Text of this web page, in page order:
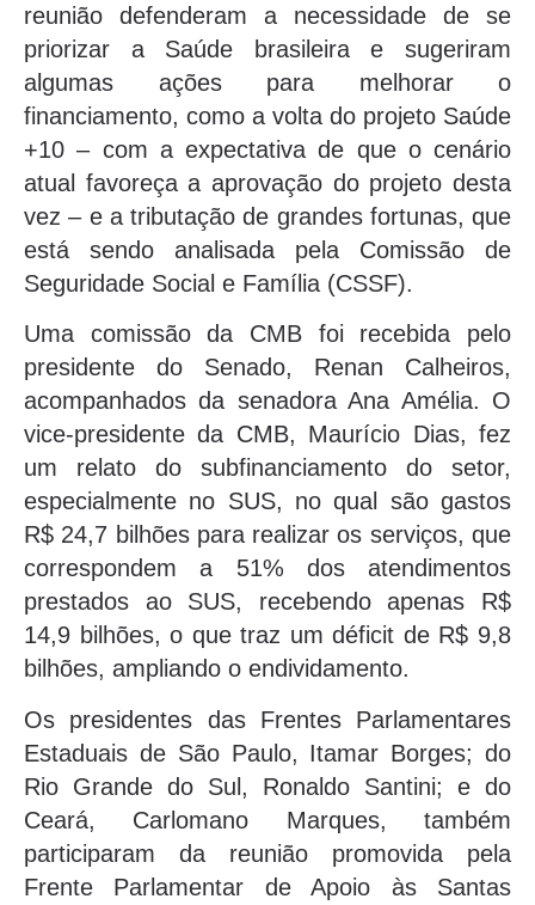
reunião defenderam a necessidade de se
priorizar a Saúde brasileira e sugeriram
algumas ações para melhorar o
financiamento, como a volta do projeto Saúde
+10 – com a expectativa de que o cenário
atual favoreça a aprovação do projeto desta
vez – e a tributação de grandes fortunas, que
está sendo analisada pela Comissão de
Seguridade Social e Família (CSSF).
Uma comissão da CMB foi recebida pelo
presidente do Senado, Renan Calheiros,
acompanhados da senadora Ana Amélia. O
vice-presidente da CMB, Maurício Dias, fez
um relato do subfinanciamento do setor,
especialmente no SUS, no qual são gastos
R$ 24,7 bilhões para realizar os serviços, que
correspondem a 51% dos atendimentos
prestados ao SUS, recebendo apenas R$
14,9 bilhões, o que traz um déficit de R$ 9,8
bilhões, ampliando o endividamento.
Os presidentes das Frentes Parlamentares
Estaduais de São Paulo, Itamar Borges; do
Rio Grande do Sul, Ronaldo Santini; e do
Ceará, Carlomano Marques, também
participaram da reunião promovida pela
Frente Parlamentar de Apoio às Santas